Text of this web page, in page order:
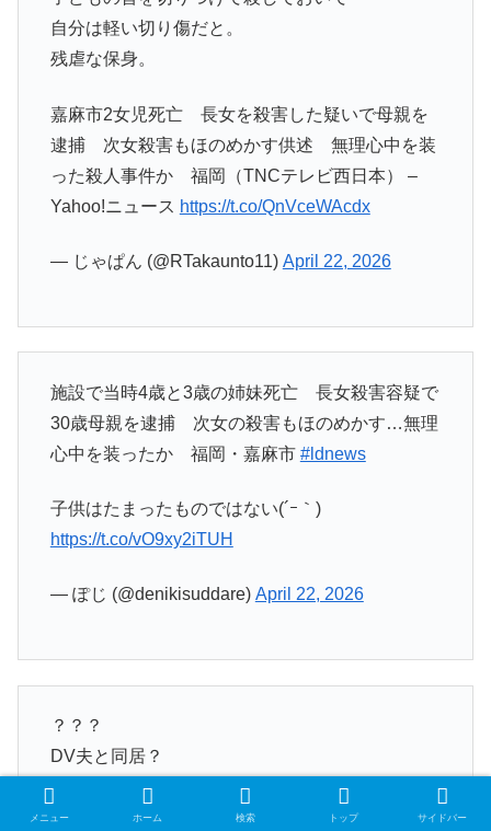
自分は軽い切り傷だと。
残虐な保身。
嘉麻市2女児死亡 長女を殺害した疑いで母親を
逮捕 次女殺害もほのめかす供述 無理心中を装
った殺人事件か 福岡（TNCテレビ西日本） –
Yahoo!ニュース https://t.co/QnVceWAcdx
— じゃぱん (@RTakaunto11) April 22, 2026
施設で当時4歳と3歳の姉妹死亡 長女殺害容疑で
30歳母親を逮捕 次女の殺害もほのめかす…無理
心中を装ったか 福岡・嘉麻市 #ldnews
子供はたまったものではない(´ｰ｀)
https://t.co/vO9xy2iTUH
— ぽじ (@denikisuddare) April 22, 2026
？？？
DV夫と同居？
避難先で？？？
メニュー ホーム 検索 トップ サイドバー